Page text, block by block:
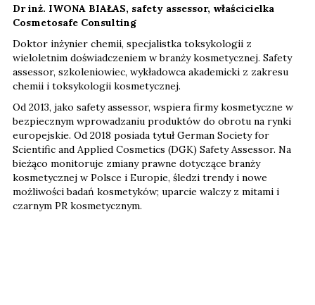
Dr inż. IWONA BIAŁAS, safety assessor, właścicielka
Cosmetosafe Consulting
Doktor inżynier chemii, specjalistka toksykologii z
wieloletnim doświadczeniem w branży kosmetycznej. Safety
assessor, szkoleniowiec, wykładowca akademicki z zakresu
chemii i toksykologii kosmetycznej.
Od 2013, jako safety assessor, wspiera firmy kosmetyczne w
bezpiecznym wprowadzaniu produktów do obrotu na rynki
europejskie. Od 2018 posiada tytuł German Society for
Scientific and Applied Cosmetics (DGK) Safety Assessor. Na
bieżąco monitoruje zmiany prawne dotyczące branży
kosmetycznej w Polsce i Europie, śledzi trendy i nowe
możliwości badań kosmetyków; uparcie walczy z mitami i
czarnym PR kosmetycznym.